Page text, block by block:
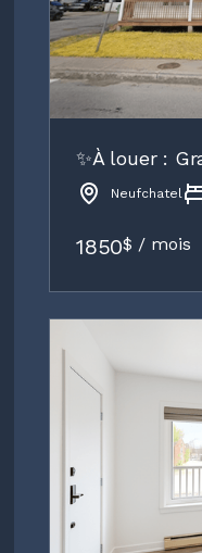
✨À louer :
Neufchatel
1850$ / mois